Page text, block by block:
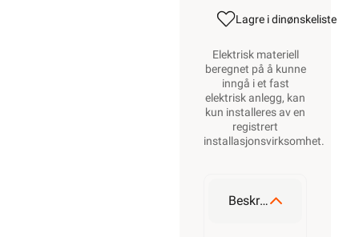
Lagre i dinønskeliste
Elektrisk materiell
beregnet på å kunne
inngå i et fast
elektrisk anlegg, kan
kun installeres av en
registrert
installasjonsvirksomhet.
Beskrivelse